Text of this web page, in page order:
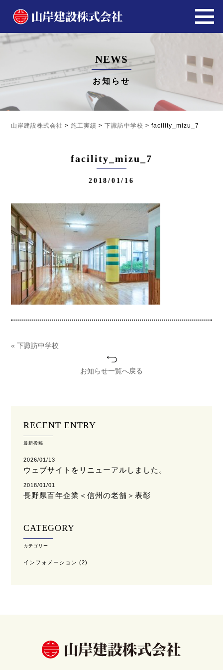
NEWS
お知らせ
山岸建設株式会社 >施工実績 >下諏訪中学校 >facility_mizu_7
facility_mizu_7
2018/01/16
« 下諏訪中学校
お知らせ一覧へ戻る
RECENT ENTRY
最新投稿
2026/01/13
ウェブサイトをリニューアルしました。
2018/01/01
長野県百年企業＜信州の老舗＞表彰
CATEGORY
カテゴリー
インフォメーション (2)